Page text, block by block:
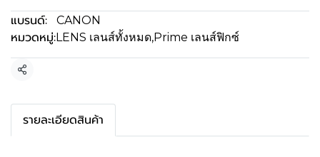
แบรนด์: CANON
หมวดหมู่:LENS เลนส์ทั้งหมด,Prime เลนส์ฟิกซ์
แชร์
รายละเอียดสินค้า